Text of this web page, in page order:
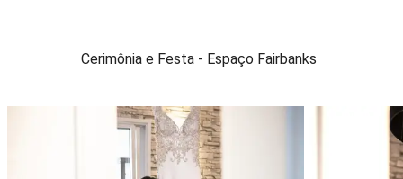
Cerimônia e Festa - Espaço Fairbanks